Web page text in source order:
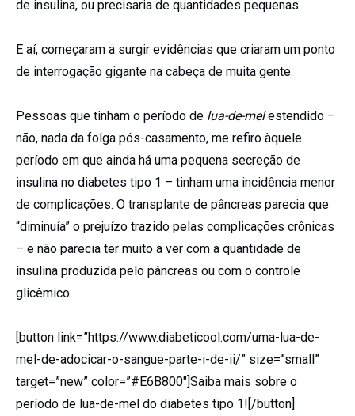
de insulina, ou precisaria de quantidades pequenas.
E aí, começaram a surgir evidências que criaram um ponto
de interrogação gigante na cabeça de muita gente.
Pessoas que tinham o período de lua-de-melestendido –
não, nada da folga pós-casamento, me refiro àquele
período em que ainda há uma pequena secreção de
insulina no diabetes tipo 1 – tinham uma incidência menor
de complicações. O transplante de pâncreas parecia que
“diminuía” o prejuízo trazido pelas complicações crônicas
– e não parecia ter muito a ver com a quantidade de
insulina produzida pelo pâncreas ou com o controle
glicêmico.
[button link=”https://www.diabeticool.com/uma-lua-de-
mel-de-adocicar-o-sangue-parte-i-de-ii/” size=”small”
target=”new” color=”#E6B800″]Saiba mais sobre o
período de lua-de-mel do diabetes tipo 1![/button]